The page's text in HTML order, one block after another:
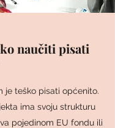
naučiti pisati
je teško pisati općenito.
ima svoju strukturu
pojedinom EU fondu ili